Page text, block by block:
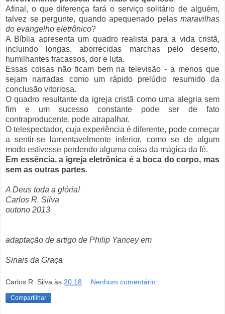
Afinal, o que diferença fará o serviço solitário de alguém,
talvez se pergunte, quando apequenado pelas maravilhas
do evangelho eletrônico?
A Bíblia apresenta um quadro realista para a vida cristã,
incluindo longas, aborrecidas marchas pelo deserto,
humilhantes fracassos, dor e luta.
Essas coisas não ficam bem na televisão - a menos que
sejam narradas como um rápido prelúdio resumido da
conclusão vitoriosa.
O quadro resultante da igreja cristã como uma alegria sem
fim e um sucesso constante pode ser de fato
contraproducente, pode atrapalhar.
O telespectador, cuja experiência é diferente, pode começar
a sentir-se lamentavelmente inferior, como se de algum
modo estivesse perdendo alguma coisa da mágica da fé.
Em essência, a igreja eletrônica é a boca do corpo, mas
sem as outras partes.
A Deus toda a glória!
Carlos R. Silva
outono 2013
adaptação de artigo de Philip Yancey em
Sinais da Graça
Carlos R. Silva às 20:18 Nenhum comentário:
Compartilhar